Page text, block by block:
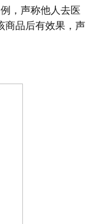
，声称他人去医
商品后有效果，声